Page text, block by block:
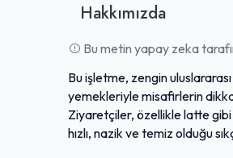
Hakkımızda
Bu metin yapay zeka
Bu işletme, zengin
yemekleriyle misafirlerin
Ziyaretçiler, özellikle latte
hızlı, nazik ve temiz olduğu